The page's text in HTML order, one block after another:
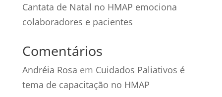
Cantata de Natal no HMAP emociona
colaboradores e pacientes
Comentários
Andréia Rosa em Cuidados Paliativos é
tema de capacitação no HMAP